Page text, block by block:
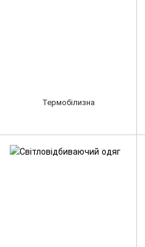
Термобілизна